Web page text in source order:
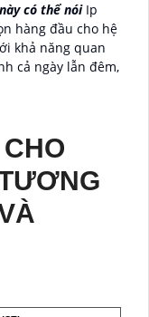
có thể nói Ip
hàng đầu cho hệ
khả năng quan
cả ngày lẫn đêm,